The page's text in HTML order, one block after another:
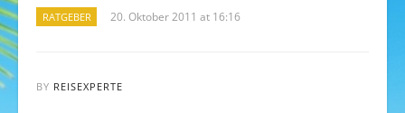
RATGEBER 20. Oktober 2011 at 16:16
BY REISEXPERTE